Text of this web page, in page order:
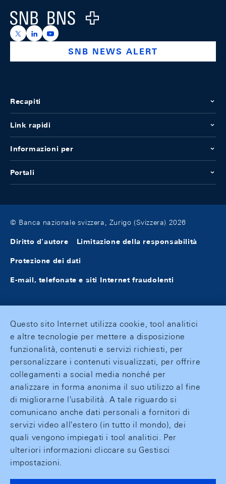
Logo
https://x.com/snb_bns
https://ch.linkedin.com/company/swiss-national-
https://www.youtube.com/@swissnationalbank
SNB NEWS ALERT
Recapiti
Link rapidi
Informazioni per
Portali
© Banca nazionale svizzera, Zurigo (Svizzera) 2026
Diritto d'autore Limitazione della responsabilità
Protezione dei dati
E-mail, telefonate e siti Internet fraudolenti
Questo sito Internet utilizza cookie, tool analitici
e altre tecnologie per mettere a disposizione
funzionalità, contenuti e servizi richiesti, per
personalizzare i contenuti visualizzati, per offrire
collegamenti a social media nonché per
analizzare in forma anonima il suo utilizzo al fine
di migliorarne l'usabilità. A tale riguardo si
comunicano anche dati personali a fornitori di
servizi video all'estero (in tutto il mondo), dei
quali vengono impiegati i tool analitici. Per
ulteriori informazioni cliccare su Gestisci
impostazioni.